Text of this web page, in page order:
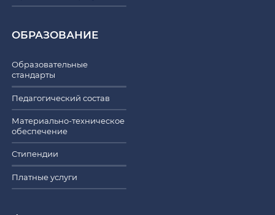
ОБРАЗОВАНИЕ
Образовательные
стандарты
Педагогический состав
Материально-техническое
обеспечение
Стипендии
Платные услуги